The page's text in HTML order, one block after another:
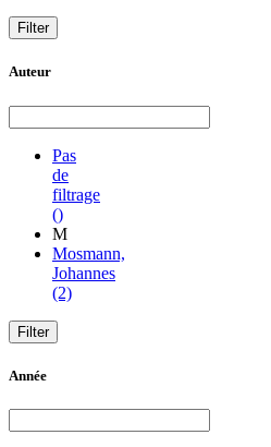
Auteur
Pas
de
filtrage
()
M
Mosmann,
Johannes
(2)
Année